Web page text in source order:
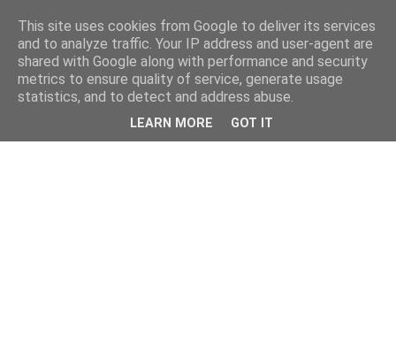
This site uses cookies from Google to deliver its services
and to analyze traffic. Your IP address and user-agent are
shared with Google along with performance and security
metrics to ensure quality of service, generate usage
statistics, and to detect and address abuse.
LEARN MORE GOT IT